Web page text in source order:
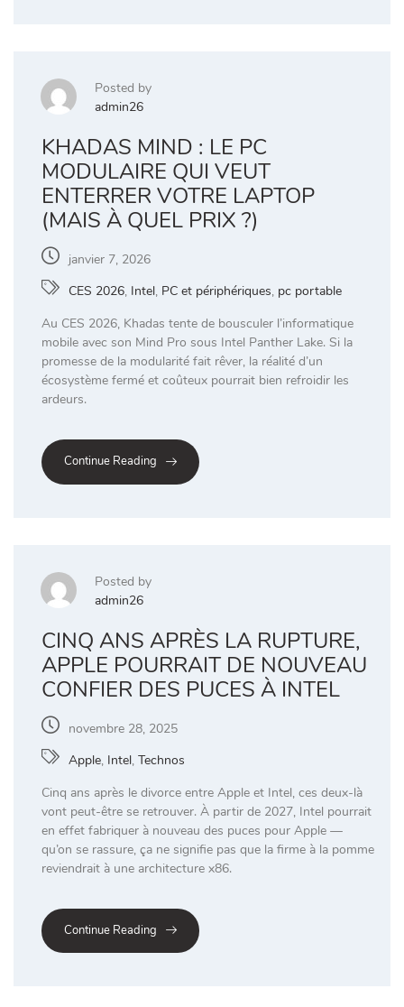
Posted by
admin26
KHADAS MIND : LE PC
MODULAIRE QUI VEUT
ENTERRER VOTRE LAPTOP
(MAIS À QUEL PRIX ?)
janvier 7, 2026
CES 2026, Intel, PC et périphériques, pc portable
Au CES 2026, Khadas tente de bousculer l’informatique
mobile avec son Mind Pro sous Intel Panther Lake. Si la
promesse de la modularité fait rêver, la réalité d’un
écosystème fermé et coûteux pourrait bien refroidir les
ardeurs.
Continue Reading
Posted by
admin26
CINQ ANS APRÈS LA RUPTURE,
APPLE POURRAIT DE NOUVEAU
CONFIER DES PUCES À INTEL
novembre 28, 2025
Apple, Intel, Technos
Cinq ans après le divorce entre Apple et Intel, ces deux-là
vont peut-être se retrouver. À partir de 2027, Intel pourrait
en effet fabriquer à nouveau des puces pour Apple —
qu’on se rassure, ça ne signifie pas que la firme à la pomme
reviendrait à une architecture x86.
Continue Reading